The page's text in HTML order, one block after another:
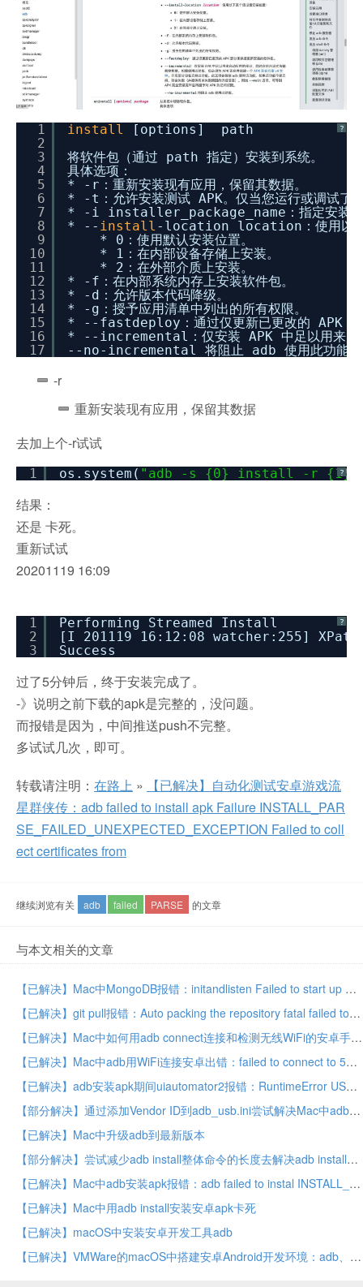
?
1
2
3
4
5
6
7
8
9
10
11
12
13
14
15
16
17
install
[options] path
将软件包（通过 path 指定）安装到系统。
具体选项：
* -r：重新安装现有应用，保留其数据。
* -t：允许安装测试 APK。仅当您运行或调试
* -i installer_package_name：指定安装程
* -- install -location location：使用以下
* 0：使用默认安装位置。
* 1：在内部设备存储上安装。
* 2：在外部介质上安装。
* -f：在内部系统内存上安装软件包。
* -d：允许版本代码降级。
* -g：授予应用清单中列出的所有权限。
* --fastdeploy：通过仅更新已更改的 APK 部
* --incremental：仅安装 APK 中足以用来启动
--no-incremental 将阻止 adb 使用此功能。
-r
重新安装现有应用，保留其数据
去加上个-r试试
?
1 os.system( "adb -s {0} install -r {1}"
结果：
还是 卡死。
重新试试
20201119 16:09
?
1
2
3
Performing Streamed Install
[I 201119 16:12:08 watcher:255]
Success
过了5分钟后，终于安装完成了。
-》说明之前下载的apk是完整的，没问题。
而报错是因为，中间推送push不完整。
多试试几次，即可。
转载请注明： 在路上 »
【已解决】自动化测试安卓游戏流
星群侠传：adb failed to install apk Failure INSTALL_PAR
SE_FAILED_UNEXPECTED_EXCEPTION Failed to coll
ect certificates from
继续浏览有关 adb failed PARSE 的文章
与本文相关的文章
【已解决】Mac中MongoDB报错：initandlisten Failed to start up WiredTiger under any compatibility version This may be due to an unsupported upgrade or downgrade
【已解决】git pull报错：Auto packing the repository fatal failed to run repack
【已解决】Mac中如何用adb connect连接和检测无线WiFi的安卓手机是否已连接
【已解决】Mac中adb用WiFi连接安卓出错：failed to connect to 5555 Connection refused
【已解决】adb安装apk期间uiautomator2报错：RuntimeError USB device is offline
【部分解决】通过添加Vendor ID到adb_usb.ini尝试解决Mac中adb devices检测不到安卓手机设备红米Note8Pro
【已解决】Mac中升级adb到最新版本
【部分解决】尝试减少adb install整体命令的长度去解决adb install安装安卓apk卡死
【已解决】Mac中adb安装apk报错：adb failed to instal INSTALL_FAILED_CONFLICTING_PROVIDER Package couldn’t be installed because provider name is already used
【已解决】Mac中用adb install安装安卓apk卡死
【已解决】macOS中安装安卓开发工具adb
【已解决】VMWare的macOS中搭建安卓Android开发环境：adb、aapt等工具